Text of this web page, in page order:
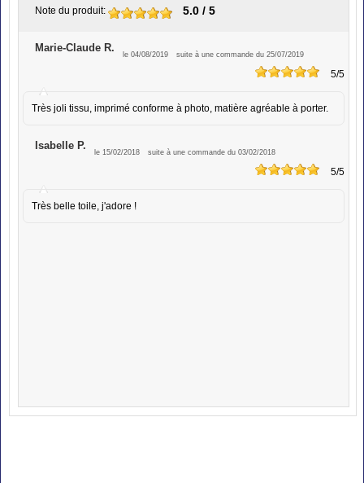
Note du produit: 5.0 / 5
Marie-Claude R.
le 04/08/2019 suite à une commande du 25/07/2019
5/5
Très joli tissu, imprimé conforme à photo, matière agréable à porter.
Isabelle P.
le 15/02/2018 suite à une commande du 03/02/2018
5/5
Très belle toile, j'adore !